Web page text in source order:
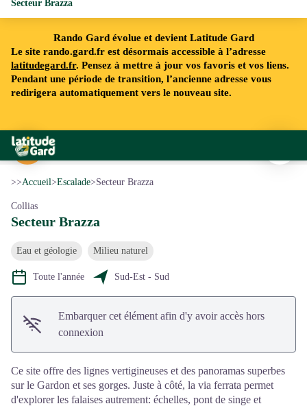
Rando Gard évolue et devient Latitude Gard
Le site rando.gard.fr est désormais accessible à l’adresse
latitudegard.fr. Pensez à mettre à jour vos favoris et vos liens.
Pendant une période de transition, l’ancienne adresse vous
redirigera automatiquement vers le nouveau site.
Rando Gard
Secteur Brazza
Voir l'image en plein écran
>>Accueil>Escalade>Secteur Brazza
Collias
Secteur Brazza
Eau et géologie Milieu naturel
Toute l'année Sud-Est - Sud
Embarquer cet élément afin d'y avoir accès hors
connexion
Ce site offre des lignes vertigineuses et des panoramas superbes
sur le Gardon et ses gorges. Juste à côté, la via ferrata permet
d'explorer les falaises autrement: échelles, pont de singe et